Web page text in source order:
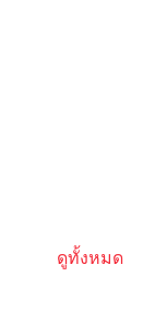
ดูทั้งหมด